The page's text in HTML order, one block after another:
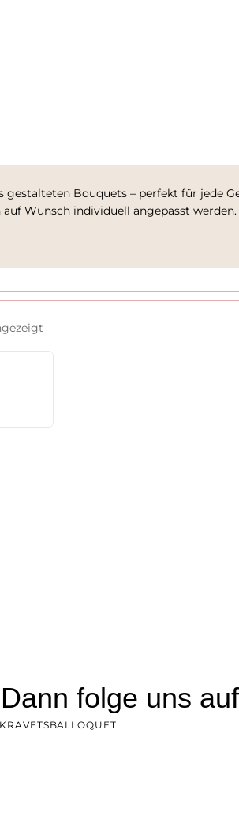
gestalteten Bouquets – perfekt für jede
Wunsch individuell angepasst
folge uns